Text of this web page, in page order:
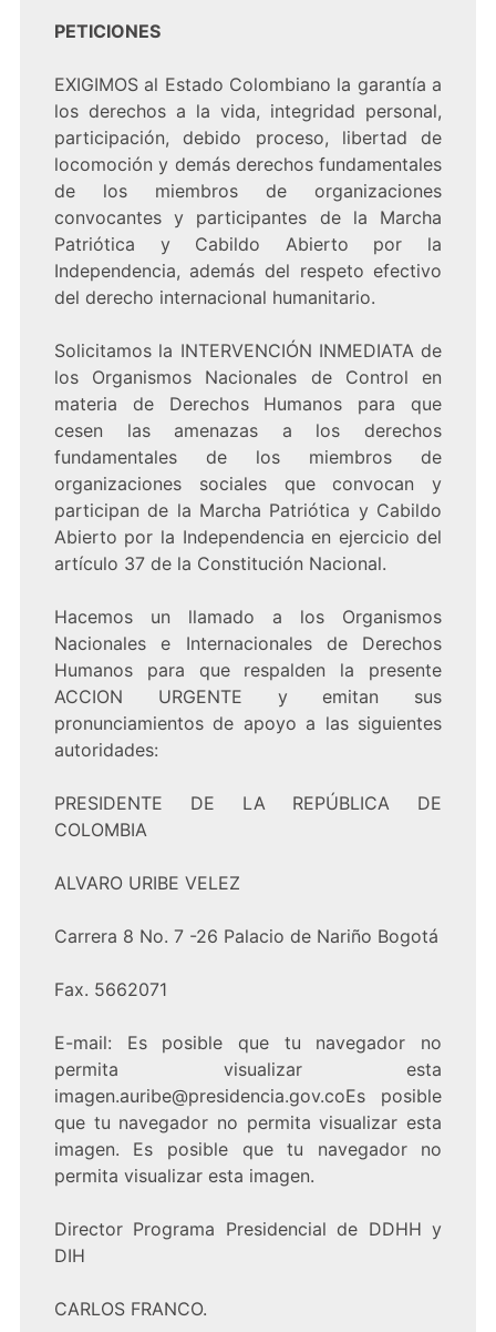
PETICIONES
EXIGIMOS al Estado Colombiano la garantía a
los derechos a la vida, integridad personal,
participación, debido proceso, libertad de
locomoción y demás derechos fundamentales
de los miembros de organizaciones
convocantes y participantes de la Marcha
Patriótica y Cabildo Abierto por la
Independencia, además del respeto efectivo
del derecho internacional humanitario.
Solicitamos la INTERVENCIÓN INMEDIATA de
los Organismos Nacionales de Control en
materia de Derechos Humanos para que
cesen las amenazas a los derechos
fundamentales de los miembros de
organizaciones sociales que convocan y
participan de la Marcha Patriótica y Cabildo
Abierto por la Independencia en ejercicio del
artículo 37 de la Constitución Nacional.
Hacemos un llamado a los Organismos
Nacionales e Internacionales de Derechos
Humanos para que respalden la presente
ACCION URGENTE y emitan sus
pronunciamientos de apoyo a las siguientes
autoridades:
PRESIDENTE DE LA REPÚBLICA DE
COLOMBIA
ALVARO URIBE VELEZ
Carrera 8 No. 7 -26 Palacio de Nariño Bogotá
Fax. 5662071
E-mail: Es posible que tu navegador no
permita visualizar esta
imagen.auribe@presidencia.gov.coEs posible
que tu navegador no permita visualizar esta
imagen. Es posible que tu navegador no
permita visualizar esta imagen.
Director Programa Presidencial de DDHH y
DIH
CARLOS FRANCO.